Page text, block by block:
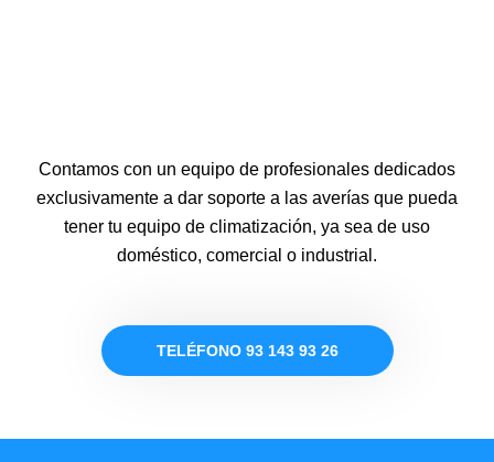
Contamos con un equipo de profesionales dedicados
exclusivamente a dar soporte a las averías que pueda
tener tu equipo de climatización, ya sea de uso
doméstico, comercial o industrial.
TELÉFONO 93 143 93 26